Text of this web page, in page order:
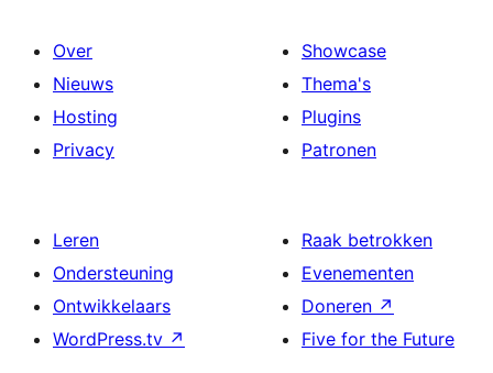
Over
Nieuws
Hosting
Privacy
Showcase
Thema's
Plugins
Patronen
Leren
Ondersteuning
Ontwikkelaars
WordPress.tv ↗
Raak betrokken
Evenementen
Doneren ↗
Five for the Future